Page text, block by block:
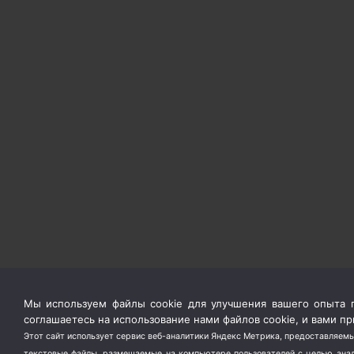
Мы используем файлы cookie для улучшения вашего опыта
соглашаетесь на использование нами файлов cookie, и вами
Этот сайт использует сервис веб-аналитики Яндекс Метрика,